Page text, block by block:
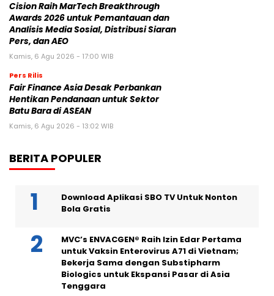
Cision Raih MarTech Breakthrough
Awards 2026 untuk Pemantauan dan
Analisis Media Sosial, Distribusi Siaran
Pers, dan AEO
Kamis, 6 Agu 2026 - 17:00 WIB
Pers Rilis
Fair Finance Asia Desak Perbankan
Hentikan Pendanaan untuk Sektor
Batu Bara di ASEAN
Kamis, 6 Agu 2026 - 13:02 WIB
BERITA POPULER
Download Aplikasi SBO TV Untuk Nonton
Bola Gratis
MVC’s ENVACGEN® Raih Izin Edar Pertama
untuk Vaksin Enterovirus A71 di Vietnam;
Bekerja Sama dengan Substipharm
Biologics untuk Ekspansi Pasar di Asia
Tenggara